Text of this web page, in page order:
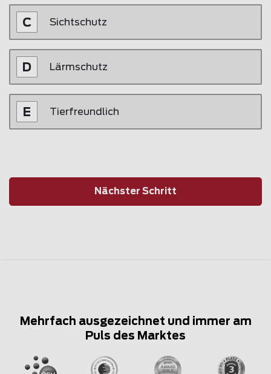
Sichtschutz
Lärmschutz
Tierfreundlich
Nächster Schritt
Mehrfach ausgezeichnet und immer am
Puls des Marktes